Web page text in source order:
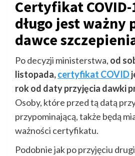
Certyfikat
długo jest ważny
dawce
Po decyzji ministerstwa, od
listopada,certyfikat COVID
rok od daty przyjęcia dawki
Osoby, które przed tą datą
przypominającą, także będą
ważności certyfikatu.
Podobnie jak po przyjęciu